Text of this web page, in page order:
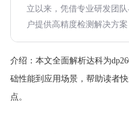
立以来，凭借专业研发团
户提供高精度检测解决方
介绍： 本文全面解析达科为
础性能到应用场景，帮助读者
点。